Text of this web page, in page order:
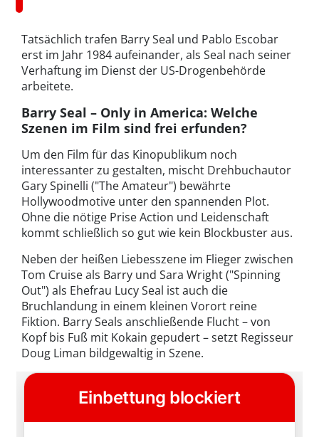
Tatsächlich trafen Barry Seal und Pablo Escobar
erst im Jahr 1984 aufeinander, als Seal nach seiner
Verhaftung im Dienst der US-Drogenbehörde
arbeitete.
Barry Seal – Only in America: Welche
Szenen im Film sind frei erfunden?
Um den Film für das Kinopublikum noch
interessanter zu gestalten, mischt Drehbuchautor
Gary Spinelli ("The Amateur") bewährte
Hollywoodmotive unter den spannenden Plot.
Ohne die nötige Prise Action und Leidenschaft
kommt schließlich so gut wie kein Blockbuster aus.
Neben der heißen Liebesszene im Flieger zwischen
Tom Cruise als Barry und Sara Wright ("Spinning
Out") als Ehefrau Lucy Seal ist auch die
Bruchlandung in einem kleinen Vorort reine
Fiktion. Barry Seals anschließende Flucht – von
Kopf bis Fuß mit Kokain gepudert – setzt Regisseur
Doug Liman bildgewaltig in Szene.